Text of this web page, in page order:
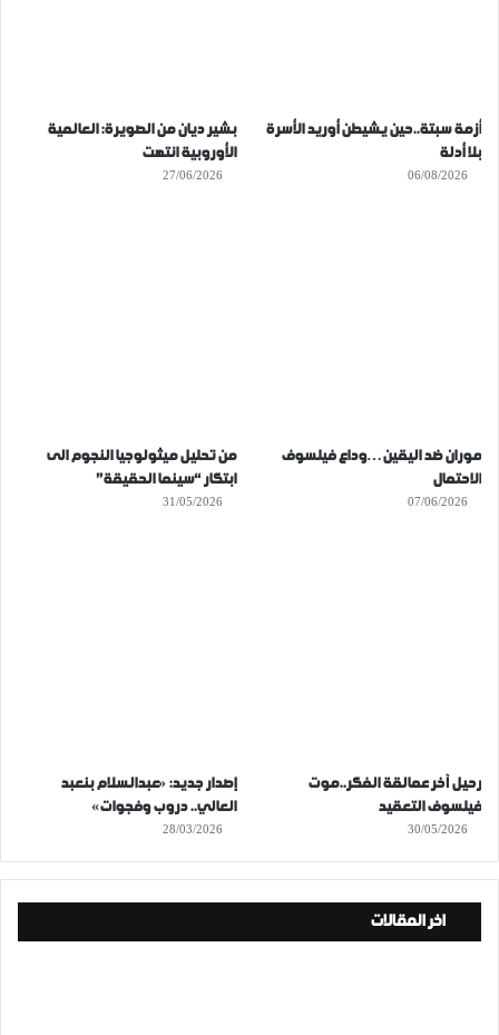
أزمة سبتة..حين يشيطن أوريد الأسرة
بلا أدلة
06/08/2026
بشير ديان من الصويرة: العالمية
الأوروبية انتهت
27/06/2026
موران ضد اليقين…وداع فيلسوف
الاحتمال
07/06/2026
من تحليل ميثولوجيا النجوم الى
ابتكار “سينما الحقيقة”
31/05/2026
رحيل آخر عمالقة الفكر..موت
فيلسوف التعقيد
30/05/2026
إصدار جديد: «عبدالسلام بنعبد
العالي.. دروب وفجوات»
28/03/2026
اخر المقالات